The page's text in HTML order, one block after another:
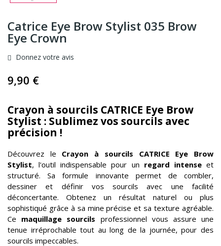
Catrice Eye Brow Stylist 035 Brow
Eye Crown
Donnez votre avis
9,90 €
Crayon à sourcils CATRICE Eye Brow
Stylist : Sublimez vos sourcils avec
précision !
Découvrez le Crayon à sourcils CATRICE
Eye Brow
Stylist, l'outil indispensable pour un regard intenseet
structuré. Sa formule innovante permet de combler,
dessiner et définir vos sourcils avec une facilité
déconcertante. Obtenez un résultat naturel ou plus
sophistiqué grâce à sa mine précise et sa texture agréable.
Ce maquillage sourcils professionnel vous assure une
tenue irréprochable tout au long de la journée, pour des
sourcils impeccables.